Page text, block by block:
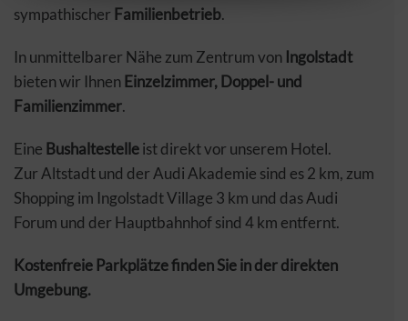
sympathischer Familienbetrieb.
In unmittelbarer Nähe zum Zentrum von Ingolstadt
bieten wir Ihnen Einzelzimmer, Doppel- und
Familienzimmer.
Eine Bushaltestelleist direkt vor unserem Hotel.
Zur Altstadt und der Audi Akademie sind es 2 km, zum
Shopping im Ingolstadt Village 3 km und das Audi
Forum und der Hauptbahnhof sind 4 km entfernt.
Kostenfreie Parkplätze finden Sie in der direkten
Umgebung.